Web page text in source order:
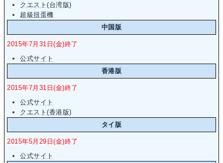
クエスト(台湾版)
超級扭蛋機
中国版
2015年7月31日(金)終了
公式サイト
香港版
2015年7月31日(金)終了
公式サイト
クエスト(香港版)
タイ版
2015年5月29日(金)終了
公式サイト